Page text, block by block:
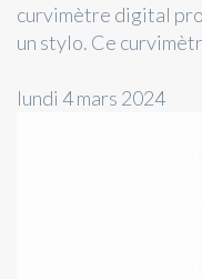
curvimètre digital
un stylo. Ce
lundi 4 mars 2024